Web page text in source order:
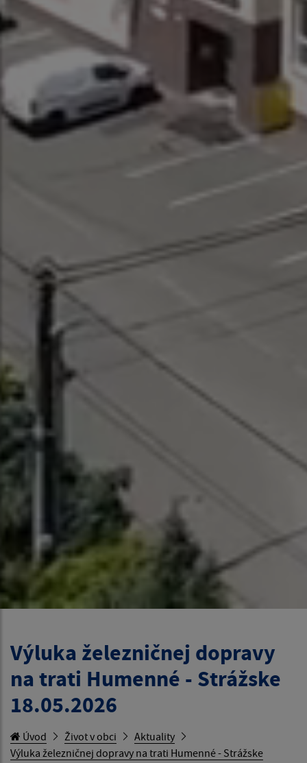
Výluka železničnej dopravy
na trati Humenné - Strážske
18.05.2026
Úvod Život v obci
Aktuality
Výluka železničnej dopravy na trati Humenné - Strážske